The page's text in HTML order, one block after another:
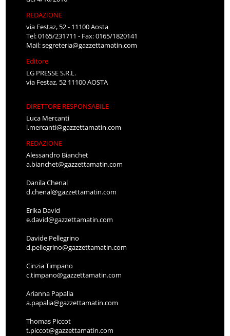
REDAZIONE
via Festaz, 52 - 11100 Aosta
Tel: 0165/231711 - Fax: 0165/1820141
Mail:segreteria@gazzettamatin.com
Editore
LG PRESSE S.R.L.
via Festaz, 52 11100 AOSTA
DIRETTORE RESPONSABILE
Luca Mercanti
l.mercanti@gazzettamatin.com
REDAZIONE
Alessandro Bianchet
a.bianchet@gazzettamatin.com
Danila Chenal
d.chenal@gazzettamatin.com
Erika David
e.david@gazzettamatin.com
Davide Pellegrino
d.pellegrino@gazzettamatin.com
Cinzia Timpano
c.timpano@gazzettamatin.com
Arianna Papalia
a.papalia@gazzettamatin.com
Thomas Piccot
t.piccot@gazzettamatin.com